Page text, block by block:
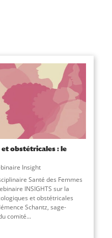
obstétricales : le
Insight
Santé des Femmes
INSIGHTS sur la
et obstétricales
Schantz, sage-
comité...